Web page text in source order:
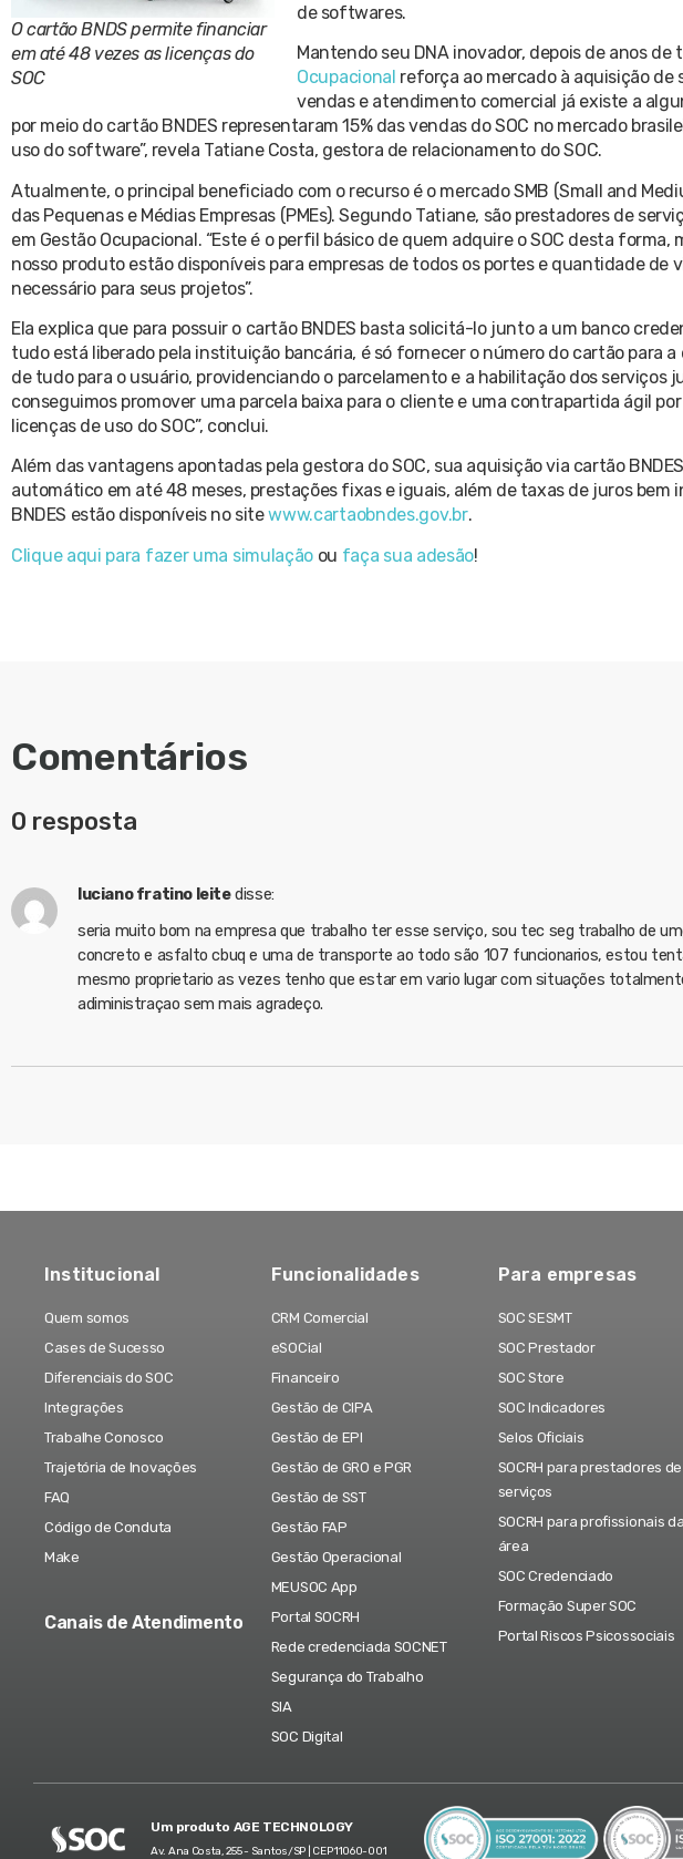
O cartão BNDS permite financiar
em até 48 vezes as licenças do
SOC
de softwares.
Mantendo seu DNA inovador, depois de anos de
Ocupacional reforça ao mercado à aquisição de
vendas e atendimento comercial já existe a
por meio do cartão BNDES representaram 15% das vendas do SOC no mercado
uso do software”, revela Tatiane Costa, gestora de relacionamento do SOC.
Atualmente, o principal beneficiado com o recurso é o mercado SMB (Small and
das Pequenas e Médias Empresas (PMEs). Segundo Tatiane, são prestadores de
em Gestão Ocupacional. “Este é o perfil básico de quem adquire o SOC desta
nosso produto estão disponíveis para empresas de todos os portes e quantidade
necessário para seus projetos”.
Ela explica que para possuir o cartão BNDES basta solicitá-lo junto a um banco
tudo está liberado pela instituição bancária, é só fornecer o número do cartão para a
de tudo para o usuário, providenciando o parcelamento e a habilitação dos serviços
conseguimos promover uma parcela baixa para o cliente e uma contrapartida ágil
licenças de uso do SOC”, conclui.
Além das vantagens apontadas pela gestora do SOC, sua aquisição via cartão
automático em até 48 meses, prestações fixas e iguais, além de taxas de juros
BNDES estão disponíveis no sitewww.cartaobndes.gov.br.
Clique aqui para fazer uma simulação ou faça sua adesão!
Comentários
0 resposta
luciano fratino leite disse:
seria muito bom na empresa que trabalho ter esse serviço, sou tec seg trabalho de
concreto e asfalto cbuq e uma de transporte ao todo são 107 funcionarios, estou
mesmo proprietario as vezes tenho que estar em vario lugar com situações
adiministraçao sem mais agradeço.
Institucional
Quem somos
Cases de Sucesso
Diferenciais do SOC
Integrações
Trabalhe Conosco
Trajetória de Inovações
FAQ
Código de Conduta
Make
Canais de Atendimento
Funcionalidades
CRM Comercial
eSOCial
Financeiro
Gestão de CIPA
Gestão de EPI
Gestão de GRO e PGR
Gestão de SST
Gestão FAP
Gestão Operacional
MEUSOC App
Portal SOCRH
Rede credenciada SOCNET
Segurança do Trabalho
SIA
SOC Digital
Para empresas
SOC SESMT
SOC Prestador
SOC Store
SOC Indicadores
Selos Oficiais
SOCRH para prestadores de
serviços
SOCRH para profissionais da
área
SOC Credenciado
Formação Super SOC
Portal Riscos Psicossociais
Um produto AGE TECHNOLOGY
Av. Ana Costa, 255 - Santos/SP | CEP 11060-001